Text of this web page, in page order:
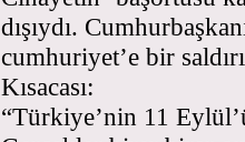
dışıydı.
cumhuriyet’e bir
Kısacası:
“Türkiye’nin 11